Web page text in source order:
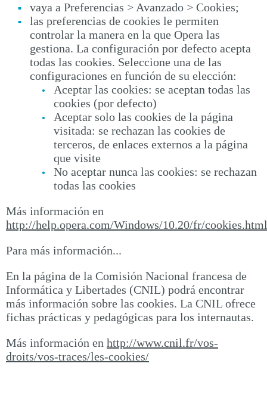
vaya a Preferencias > Avanzado > Cookies;
las preferencias de cookies le permiten
controlar la manera en la que Opera las
gestiona. La configuración por defecto acepta
todas las cookies. Seleccione una de las
configuraciones en función de su elección:
Aceptar las cookies: se aceptan todas las
cookies (por defecto)
Aceptar solo las cookies de la página
visitada: se rechazan las cookies de
terceros, de enlaces externos a la página
que visite
No aceptar nunca las cookies: se rechazan
todas las cookies
Más información en
http://help.opera.com/Windows/10.20/fr/cookies.html
Para más información...
En la página de la Comisión Nacional francesa de
Informática y Libertades (CNIL) podrá encontrar
más información sobre las cookies. La CNIL ofrece
fichas prácticas y pedagógicas para los internautas.
Más información en http://www.cnil.fr/vos-
droits/vos-traces/les-cookies/